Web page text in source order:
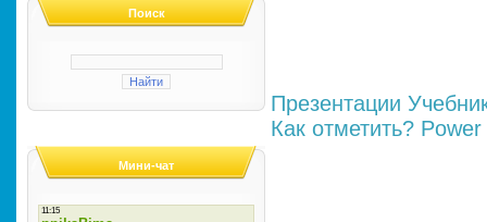
Поиск
Мини-чат
Презентации
Как отметить?